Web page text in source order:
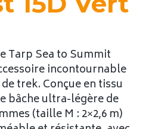
Tarp Sea to Summit
incontournable
trek. Conçue en tissu
bâche ultra-légère de
(taille M : 2×2,6 m)